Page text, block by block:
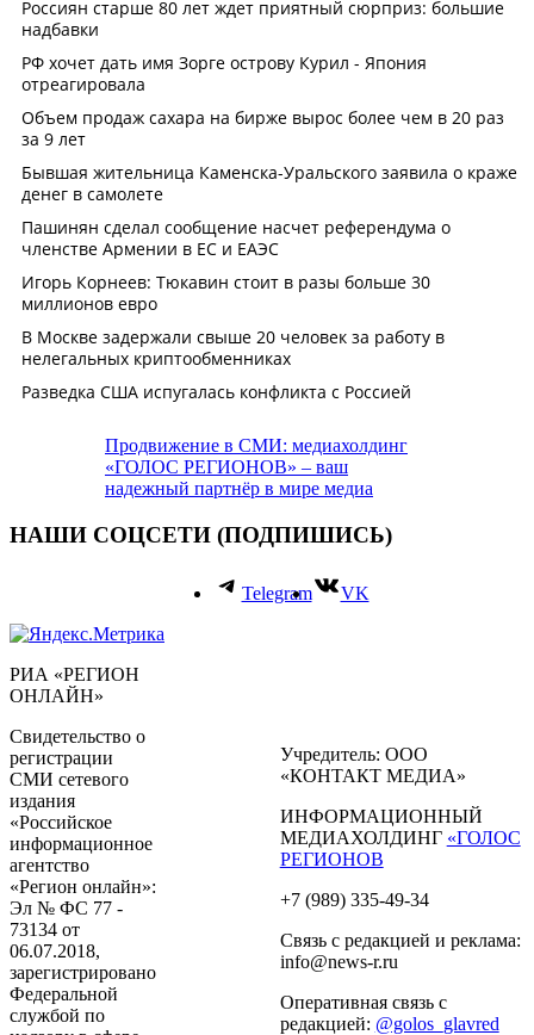
Продвижение в СМИ: медиахолдинг
«ГОЛОС РЕГИОНОВ» – ваш
надежный партнёр в мире медиа
НАШИ СОЦСЕТИ (ПОДПИШИСЬ)
Telegram VK
РИА «РЕГИОН
ОНЛАЙН»
Свидетельство о
регистрации
СМИ сетевого
издания
«Российское
информационное
агентство
«Регион онлайн»:
Эл № ФС 77 -
73134 от
06.07.2018,
зарегистрировано
Федеральной
службой по
Учредитель: ООО
«КОНТАКТ МЕДИА»
ИНФОРМАЦИОННЫЙ
МЕДИАХОЛДИНГ «ГОЛОС
РЕГИОНОВ
+7 (989) 335-49-34
Связь с редакцией и реклама:
info@news-r.ru
Оперативная связь с
редакцией: @golos_glavred